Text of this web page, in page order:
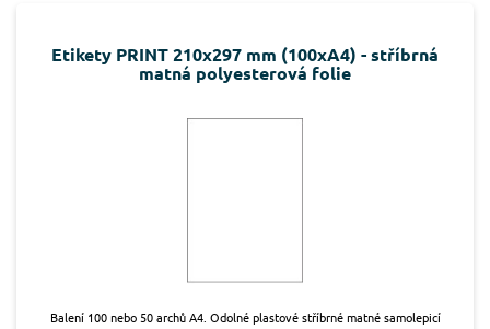
Etikety PRINT 210x297 mm (100xA4) - stříbrná
matná polyesterová folie
Balení 100 nebo 50 archů A4. Odolné plastové stříbrné matné samolepicí